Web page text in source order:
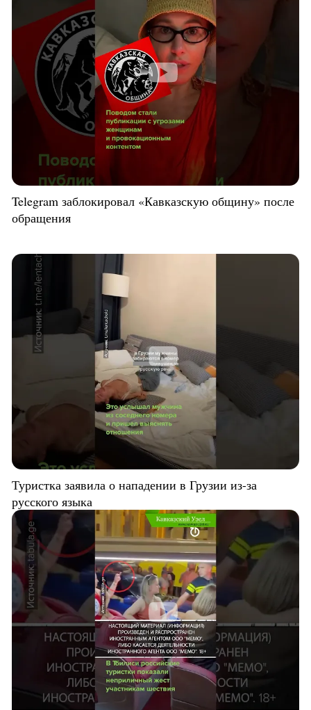
Telegram заблокировал «Кавказскую общину» после
обращения
Туристка заявила о нападении в Грузии из-за
русского языка